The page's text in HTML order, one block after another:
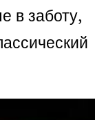
в заботу,